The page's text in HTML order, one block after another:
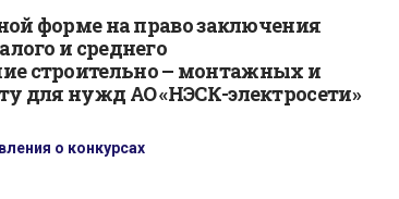
форме на право заключения
и среднего
строительно – монтажных и
для нужд АО «НЭСК-электросети»
о конкурсах